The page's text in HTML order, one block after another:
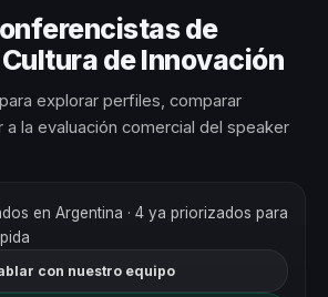
de
de Innovación
explorar perfiles, comparar
la evaluación comercial del speaker
en Argentina · 4 ya priorizados para
con nuestro equipo